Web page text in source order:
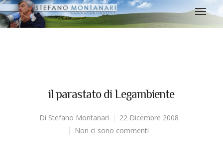
il parastato di Legambiente
Di Stefano Montanari
22 Dicembre 2008
Non ci sono commenti